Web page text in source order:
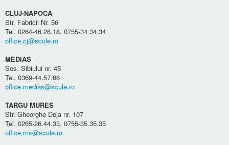
CLUJ-NAPOCA
Str. Fabricii Nr. 56
Tel. 0264-46.26.18, 0755-34.34.34
office.cj@scule.ro
MEDIAS
Sos. Sibiului nr. 45
Tel. 0369-44.57.66
office.medias@scule.ro
TARGU MURES
Str. Gheorghe Doja nr. 107
Tel. 0265-26.44.33, 0755-35.35.35
office.ms@scule.ro